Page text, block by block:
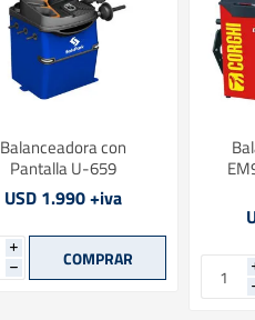
Balanceadora con
Pantalla U-659
USD 1.990 +iva
i
h